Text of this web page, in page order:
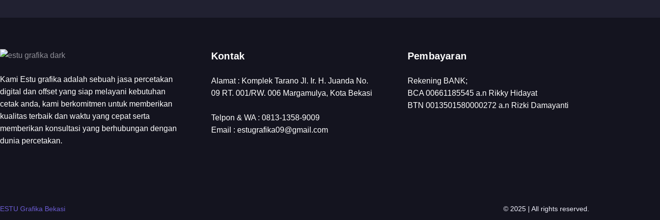
Kami Estu grafika adalah sebuah jasa percetakan
digital dan offset yang siap melayani kebutuhan
cetak anda, kami berkomitmen untuk memberikan
kualitas terbaik dan waktu yang cepat serta
memberikan konsultasi yang berhubungan dengan
dunia percetakan.
Kontak
Alamat : Komplek Tarano Jl. Ir. H. Juanda No.
09 RT. 001/RW. 006 Margamulya, Kota Bekasi
Telpon & WA : 0813-1358-9009
Email : estugrafika09@gmail.com
Pembayaran
Rekening BANK;
BCA 00661185545 a.n Rikky Hidayat
BTN 0013501580000272 a.n Rizki Damayanti
© 2025 | All rights reserved.
ESTU Grafika Bekasi